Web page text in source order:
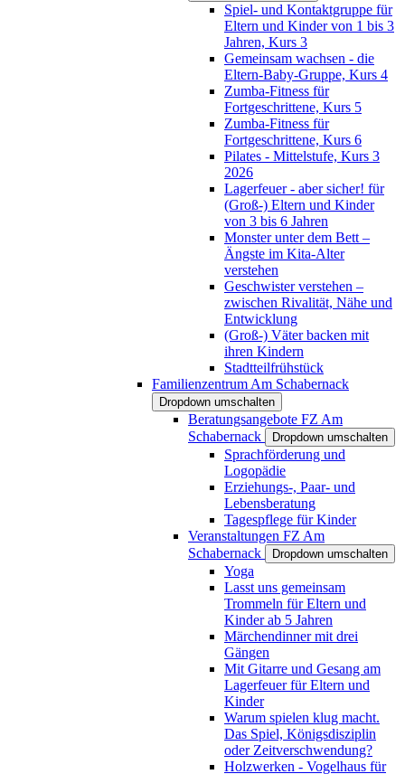
Spiel- und Kontaktgruppe für
Eltern und Kinder von 1 bis 3
Jahren, Kurs 3
Gemeinsam wachsen - die
Eltern-Baby-Gruppe, Kurs 4
Zumba-Fitness für
Fortgeschrittene, Kurs 5
Zumba-Fitness für
Fortgeschrittene, Kurs 6
Pilates - Mittelstufe, Kurs 3
2026
Lagerfeuer - aber sicher! für
(Groß-) Eltern und Kinder
von 3 bis 6 Jahren
Monster unter dem Bett –
Ängste im Kita-Alter
verstehen
Geschwister verstehen –
zwischen Rivalität, Nähe und
Entwicklung
(Groß-) Väter backen mit
ihren Kindern
Stadtteilfrühstück
Familienzentrum Am Schabernack
Dropdown umschalten
Beratungsangebote FZ Am
Schabernack
Dropdown umschalten
Sprachförderung und
Logopädie
Erziehungs-, Paar- und
Lebensberatung
Tagespflege für Kinder
Veranstaltungen FZ Am
Schabernack
Dropdown umschalten
Yoga
Lasst uns gemeinsam
Trommeln für Eltern und
Kinder ab 5 Jahren
Märchendinner mit drei
Gängen
Mit Gitarre und Gesang am
Lagerfeuer für Eltern und
Kinder
Warum spielen klug macht.
Das Spiel, Königsdisziplin
oder Zeitverschwendung?
Holzwerken - Vogelhaus für